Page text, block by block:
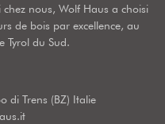
nous, Wolf Haus a choisi
de bois par excellence, au
Tyrol du Sud.
di Trens (BZ) Italie